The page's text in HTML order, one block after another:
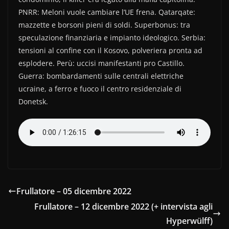
e
b
o
o
k
er di
vi
di
PNRR: Meloni vuole cambiare l’UE frena. Qatarqate:
mazzette e borsoni pieni di soldi. Superbonus: tra
speculazione finanziaria e impianto ideologico. Serbia:
tensioni al confine con il Kosovo, polveriera pronta ad
esplodere. Perù: uccisi manifestanti pro Castillo.
Guerra: bombardamenti sulle centrali elettriche
ucraine, a ferro e fuoco il centro residenziale di
Donetsk.
Frullatore – 05 dicembre 2022
Frullatore – 12 dicembre 2022 (+ intervista agli
Hyperwülff)